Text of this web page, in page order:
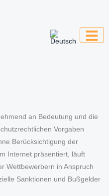
an Bedeutung und die
Vorgaben
Berücksichtigung der
Internet präsentiert, läuft
Wettbewerbern in Anspruch
Sanktionen und Bußgelder